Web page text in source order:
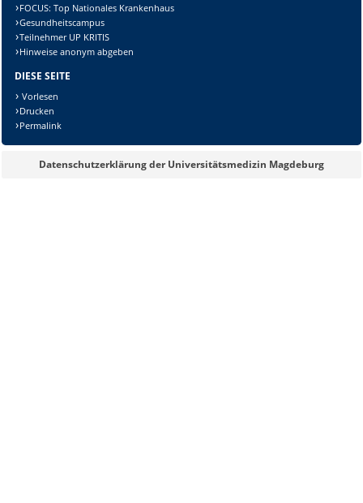
FOCUS: Top Nationales Krankenhaus
Gesundheitscampus
Teilnehmer UP KRITIS
Hinweise anonym abgeben
DIESE SEITE
Vorlesen
Drucken
Permalink
Datenschutzerklärung der Universitätsmedizin Magdeburg